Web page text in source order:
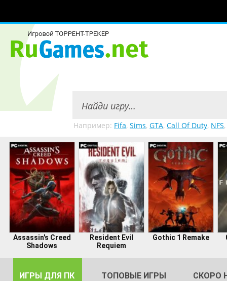
Например: Fifa, Sims, GTA, Call Of Duty, NFS,
Assassin's Creed
Shadows
Resident Evil
Requiem
Gothic 1 Remake
ИГРЫ ДЛЯ ПК ТОПОВЫЕ ИГРЫ СКОРО